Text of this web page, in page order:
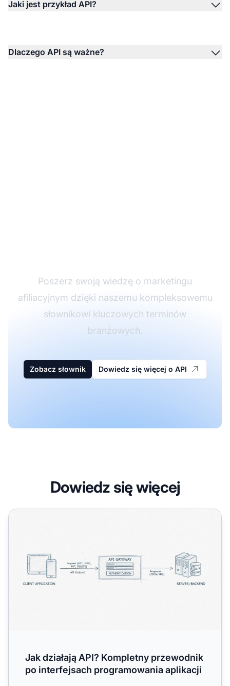
Jaki jest przykład API?
Dlaczego API są ważne?
Poszerz swoją wiedzę o marketingu
afiliacyjnym dzięki naszemu kompleksowemu
słownikowi kluczowych terminów
branżowych.
Zobacz słownik Dowiedz się więcej o API
Dowiedz się więcej
Jak działają API? Kompletny przewodnik po interfejsach
Jak działają API? Kompletny przewodnik
po interfejsach programowania aplikacji